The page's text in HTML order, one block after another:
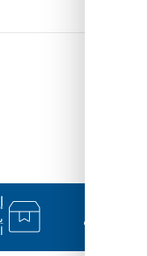
وتقديم